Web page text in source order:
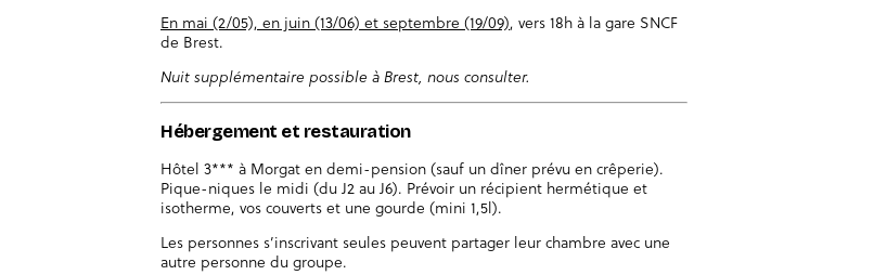
En mai (2/05), en juin (13/06) et septembre (19/09), vers 18h à la gare SNCF
de Brest.
Nuit supplémentaire possible à Brest, nous consulter.
Hébergement et restauration
Hôtel 3*** à Morgat en demi-pension (sauf un dîner prévu en crêperie).
Pique-niques le midi (du J2 au J6). Prévoir un récipient hermétique et
isotherme, vos couverts et une gourde (mini 1,5l).
Les personnes s’inscrivant seules peuvent partager leur chambre avec une
autre personne du groupe.